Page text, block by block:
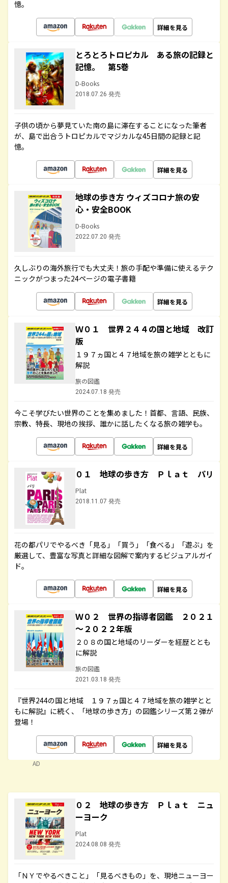
憶。
詳細を見る
とろとろトロピカル ある旅の記録と
記憶。 第5巻
D-Books
2018.07.26 発売
子供の頃から夢見ていた南の島に滞在することになった筆者
が、島で出合うトロピカルでマジカルな45日間の記録と記
憶。
詳細を見る
地球の歩き方 ウィズコロナ旅の安
心・安全BOOK
D-Books
2022.07.20 発売
久しぶりの海外旅行でも大丈夫！旅の手配や準備に使えるテク
ニックがつまった24ページの電子書籍
詳細を見る
Ｗ０１ 世界２４４の国と地域 改訂
版
１９７ヵ国と４７地域を旅の雑学とともに
解説
旅の図鑑
2024.07.18 発売
今こそ学びたい世界のことを集めました！首都、言語、民族、
宗教、特長、現地の挨拶、誰かに話したくなる旅の雑学も。
詳細を見る
０１ 地球の歩き方 Ｐｌａｔ パリ
Plat
2018.11.07 発売
花の都パリでやるべき「見る」「買う」「食べる」「遊ぶ」を
厳選して、豊富な写真と詳細な図解で案内するビジュアルガイ
ド。
詳細を見る
Ｗ０２ 世界の指導者図鑑 ２０２１
～２０２２年版
２０８の国と地域のリーダーを経歴ととも
に解説
旅の図鑑
2021.03.18 発売
『世界244の国と地域 １９７ヵ国と４７地域を旅の雑学とと
もに解説』に続く、「地球の歩き方」の図鑑シリーズ第２弾が
登場！
詳細を見る
AD
０２ 地球の歩き方 Ｐｌａｔ ニュ
ーヨーク
Plat
2024.08.08 発売
「ＮＹでやるべきこと」「見るべきもの」を、現地ニューヨー